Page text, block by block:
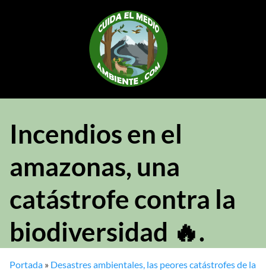
Incendios en el
amazonas, una
catástrofe contra la
biodiversidad 🔥.
Portada » Desastres ambientales, las peores catástrofes de la